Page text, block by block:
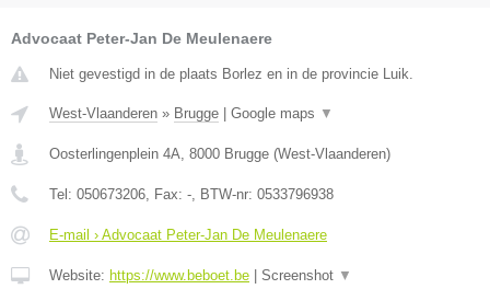
Advocaat Peter-Jan De Meulenaere
Niet gevestigd in de plaats Borlez en in de provincie Luik.
West-Vlaanderen » Brugge Google maps ▼
Oosterlingenplein 4A 8000 Brugge (West-Vlaanderen)
Tel: 050673206 , Fax: - , BTW-nr: 0533796938
E-mail › Advocaat Peter-Jan De Meulenaere
Website: https://www.beboet.be Screenshot ▼